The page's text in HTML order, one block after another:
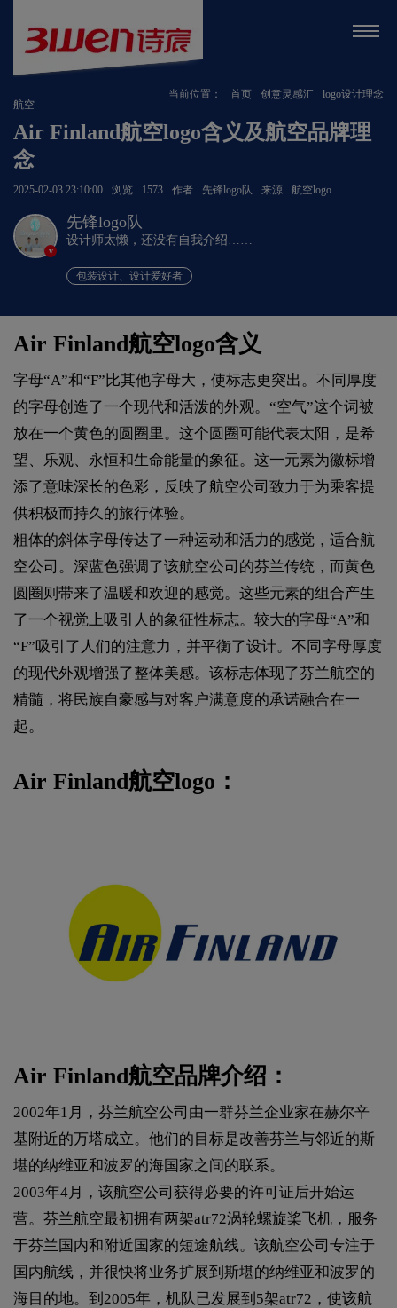
当前位置： 首页 创意灵感汇
logo设计理念
航空
Air Finland航空logo含义及航空品牌理
念
2025-02-03 23:10:00 浏览 1573 作者 先锋logo队 来源 航空logo
v
先锋logo队
设计师太懒，还没有自我介绍……
包装设计、设计爱好者
Air Finland航空logo含义
字母“A”和“F”比其他字母大，使标志更突出。不同厚度
的字母创造了一个现代和活泼的外观。“空气”这个词被
放在一个黄色的圆圈里。这个圆圈可能代表太阳，是希
望、乐观、永恒和生命能量的象征。这一元素为徽标增
添了意味深长的色彩，反映了航空公司致力于为乘客提
供积极而持久的旅行体验。
粗体的斜体字母传达了一种运动和活力的感觉，适合航
空公司。深蓝色强调了该航空公司的芬兰传统，而黄色
圆圈则带来了温暖和欢迎的感觉。这些元素的组合产生
了一个视觉上吸引人的象征性标志。较大的字母“A”和
“F”吸引了人们的注意力，并平衡了设计。不同字母厚度
的现代外观增强了整体美感。该标志体现了芬兰航空的
精髓，将民族自豪感与对客户满意度的承诺融合在一
起。
Air Finland航空logo：
Air Finland航空品牌介绍：
2002年1月，芬兰航空公司由一群芬兰企业家在赫尔辛
基附近的万塔成立。他们的目标是改善芬兰与邻近的斯
堪的纳维亚和波罗的海国家之间的联系。
2003年4月，该航空公司获得必要的许可证后开始运
营。芬兰航空最初拥有两架atr72涡轮螺旋桨飞机，服务
于芬兰国内和附近国家的短途航线。该航空公司专注于
国内航线，并很快将业务扩展到斯堪的纳维亚和波罗的
海目的地。到2005年，机队已发展到5架atr72，使该航